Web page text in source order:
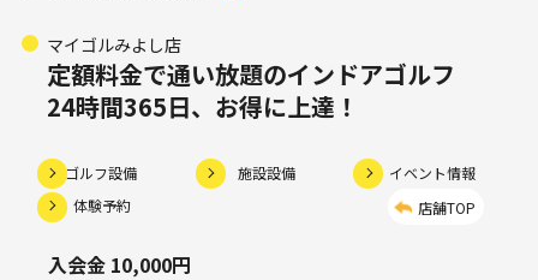
マイゴルみよし店
定額料金で通い放題のインドアゴルフ
24時間365日、お得に上達！
ゴルフ設備 施設設備
イベント情報
体験予約
店舗TOP
入会金 10,000円